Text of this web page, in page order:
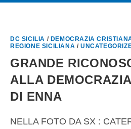
DC SICILIA / DEMOCRAZIA
REGIONE SICILIANA /
GRANDE
ALLA
DI ENNA
NELLA FOTO DA SX :